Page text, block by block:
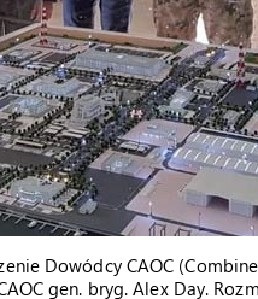
Dowódcy CAOC
gen. bryg. Alex Day.